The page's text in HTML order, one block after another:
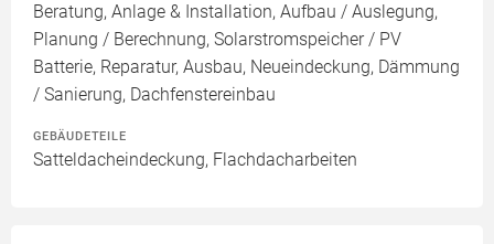
Beratung, Anlage & Installation, Aufbau / Auslegung,
Planung / Berechnung, Solarstromspeicher / PV
Batterie, Reparatur, Ausbau, Neueindeckung, Dämmung
/ Sanierung, Dachfenstereinbau
GEBÄUDETEILE
Satteldacheindeckung, Flachdacharbeiten